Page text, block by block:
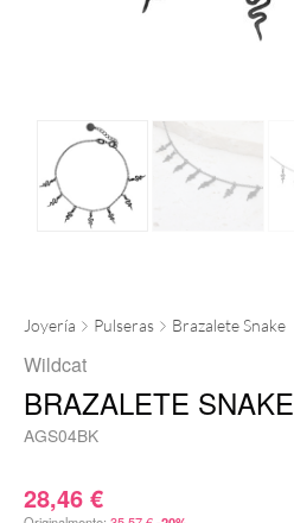
Joyería Pulseras Brazalete Snake
Wildcat
BRAZALETE SNAKE
AGS04BK
28,46 €